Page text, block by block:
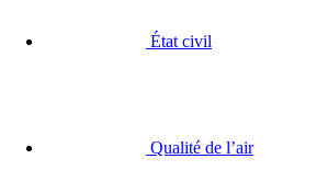
État civil
Qualité de l’air